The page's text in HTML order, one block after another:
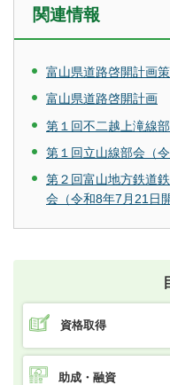
関連情報
富山県道路啓開計画
富山県道路啓開計画
第１回不二越上滝線
第１回立山線部会（
第２回富山地方鉄道
会（令和8年7月21日
資格取得
助成・融資